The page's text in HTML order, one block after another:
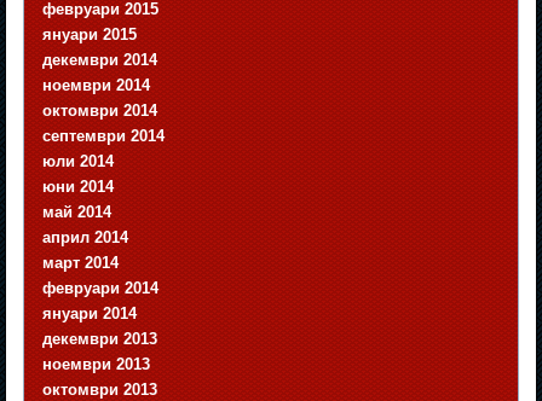
февруари 2015
януари 2015
декември 2014
ноември 2014
октомври 2014
септември 2014
юли 2014
юни 2014
май 2014
април 2014
март 2014
февруари 2014
януари 2014
декември 2013
ноември 2013
октомври 2013